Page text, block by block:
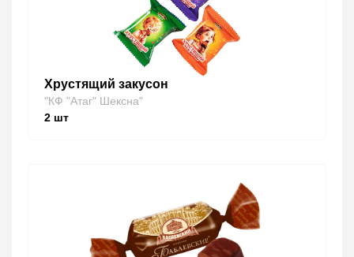
Хрустящий закусон
"КФ "Атаг" Шексна"
2 шт